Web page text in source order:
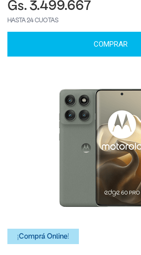
Gs. 3.499.667
HASTA 24 CUOTAS
COMPRAR
¡Comprá Online!